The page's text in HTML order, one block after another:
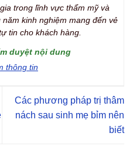
trong lĩnh vực thẩm mỹ và
kinh nghiệm mang đến vẻ
tin cho khách hàng.
duyệt nội dung
thông tin
Các phương pháp trị thâm
nách sau sinh mẹ bỉm nên
biết